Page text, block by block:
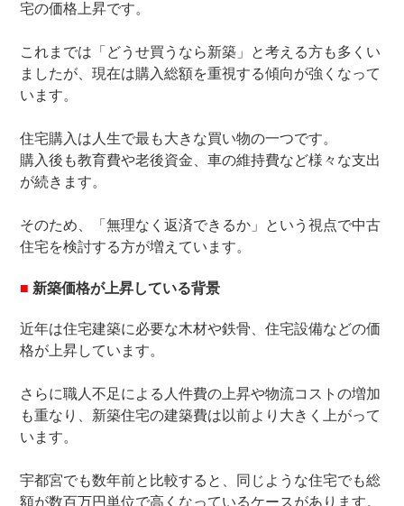
宅の価格上昇です。
これまでは「どうせ買うなら新築」と考える方も多くい
ましたが、現在は購入総額を重視する傾向が強くなって
います。
住宅購入は人生で最も大きな買い物の一つです。
購入後も教育費や老後資金、車の維持費など様々な支出
が続きます。
そのため、「無理なく返済できるか」という視点で中古
住宅を検討する方が増えています。
■ 新築価格が上昇している背景
近年は住宅建築に必要な木材や鉄骨、住宅設備などの価
格が上昇しています。
さらに職人不足による人件費の上昇や物流コストの増加
も重なり、新築住宅の建築費は以前より大きく上がって
います。
宇都宮でも数年前と比較すると、同じような住宅でも総
額が数百万円単位で高くなっているケースがあります。